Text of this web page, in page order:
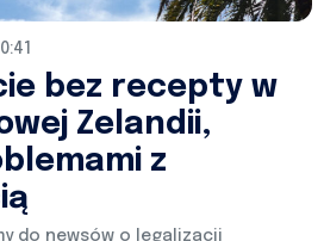
bez recepty w
Zelandii,
z
do newsów o legalizacji